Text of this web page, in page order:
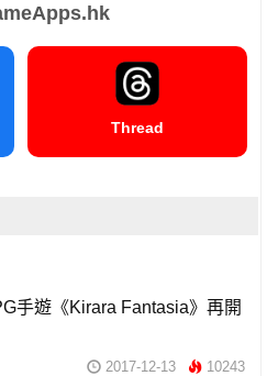
Thread
手遊《Kirara Fantasia》再開
2017-12-13 10243